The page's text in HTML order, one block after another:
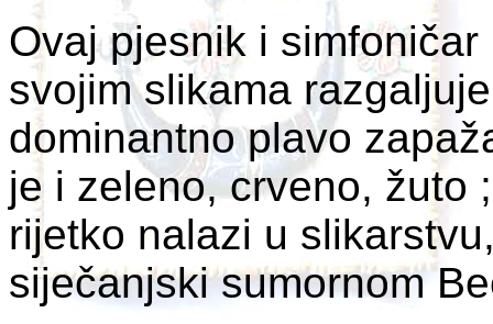
Ovaj pjesnik i
svojim slikama
dominantno plavo
je i zeleno, crveno, žuto
rijetko nalazi u
siječanjski sumornom